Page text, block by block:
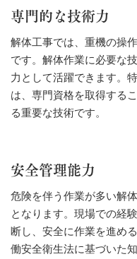
専門的な技術力
解体工事では、重機の操
です。解体作業に必要な
力として活躍できます。
は、専門資格を取得する
る重要な技術です。
安全管理能力
危険を伴う作業が多い解
となります。現場での経
断し、安全に作業を進め
働安全衛生法に基づいた